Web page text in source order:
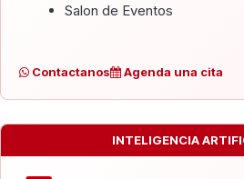
Salon de Eventos
Contactanos Agenda una cita
INTELIGENCIA